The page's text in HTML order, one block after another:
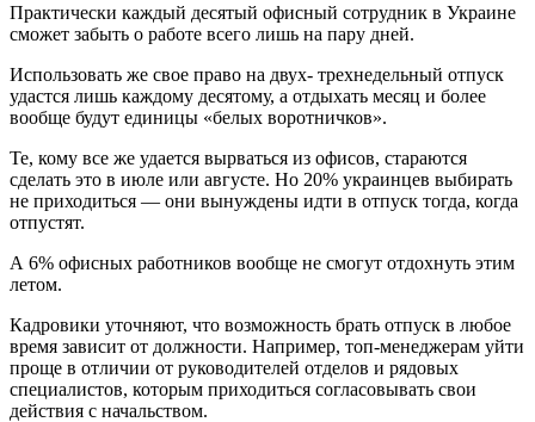
Практически каждый десятый офисный сотрудник в Украине
сможет забыть о работе всего лишь на пару дней.
Использовать же свое право на двух- трехнедельный отпуск
удастся лишь каждому десятому, а отдыхать месяц и более
вообще будут единицы «белых воротничков».
Те, кому все же удается вырваться из офисов, стараются
сделать это в июле или августе. Но 20% украинцев выбирать
не приходиться — они вынуждены идти в отпуск тогда, когда
отпустят.
А 6% офисных работников вообще не смогут отдохнуть этим
летом.
Кадровики уточняют, что возможность брать отпуск в любое
время зависит от должности. Например, топ-менеджерам уйти
проще в отличии от руководителей отделов и рядовых
специалистов, которым приходиться согласовывать свои
действия с начальством.